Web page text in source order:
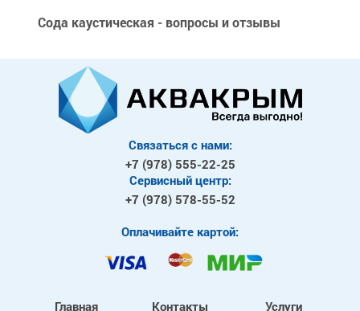
Сода каустическая - вопросы и отзывы
Связаться с нами:
+7 (978) 555-22-25
Сервисный центр:
+7 (978) 578-55-52
Оплачивайте картой:
Главная Контакты Услуги